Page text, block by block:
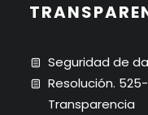
Seguridad de
Resolución.
Transparencia